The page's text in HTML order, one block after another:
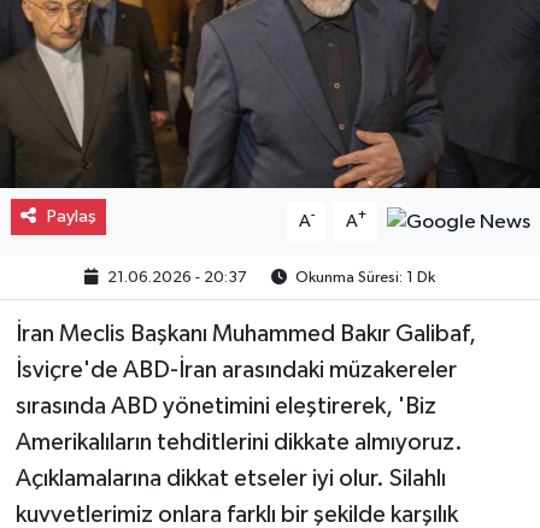
Paylaş A- A+
21.06.2026 - 20:37 Okunma Süresi: 1 Dk
İran Meclis Başkanı Muhammed Bakır Galibaf,
İsviçre'de ABD-İran arasındaki müzakereler
sırasında ABD yönetimini eleştirerek, 'Biz
Amerikalıların tehditlerini dikkate almıyoruz.
Açıklamalarına dikkat etseler iyi olur. Silahlı
kuvvetlerimiz onlara farklı bir şekilde karşılık